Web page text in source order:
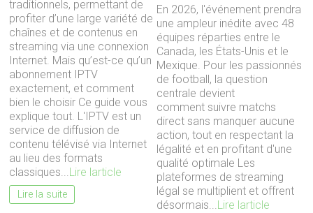
traditionnels, permettant de
profiter d’une large variété de
chaînes et de contenus en
streaming via une connexion
Internet. Mais qu’est-ce qu’un
abonnement IPTV
exactement, et comment
bien le choisir Ce guide vous
explique tout. L'IPTV est un
service de diffusion de
contenu télévisé via Internet
au lieu des formats
classiques... Lire larticle
Lire la suite
En 2026, l'événement prendra
une ampleur inédite avec 48
équipes réparties entre le
Canada, les États-Unis et le
Mexique. Pour les passionnés
de football, la question
centrale devient
comment suivre matchs
direct sans manquer aucune
action, tout en respectant la
légalité et en profitant d'une
qualité optimale Les
plateformes de streaming
légal se multiplient et offrent
désormais...Lire larticle